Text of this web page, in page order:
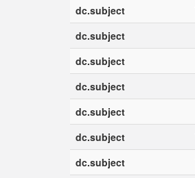
dc.subject
dc.subject
dc.subject
dc.subject
dc.subject
dc.subject
dc.subject